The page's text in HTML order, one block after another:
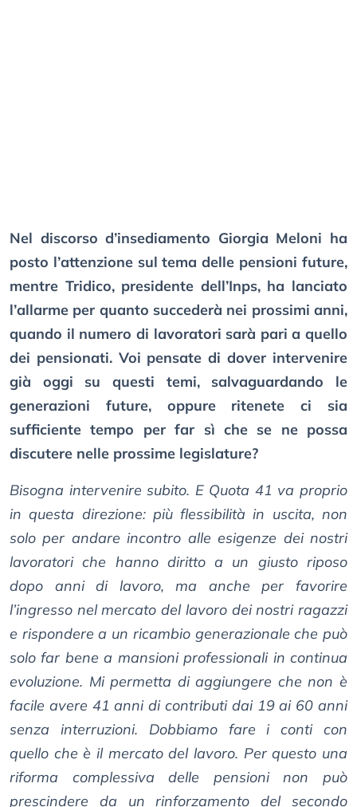
Nel discorso d’insediamento Giorgia Meloni ha
posto l’attenzione sul tema delle pensioni future,
mentre Tridico, presidente dell’Inps, ha lanciato
l’allarme per quanto succederà nei prossimi anni,
quando il numero di lavoratori sarà pari a quello
dei pensionati. Voi pensate di dover intervenire
già oggi su questi temi, salvaguardando le
generazioni future, oppure ritenete ci sia
sufficiente tempo per far sì che se ne possa
discutere nelle prossime legislature?
Bisogna intervenire subito. E Quota 41 va proprio
in questa direzione: più flessibilità in uscita, non
solo per andare incontro alle esigenze dei nostri
lavoratori che hanno diritto a un giusto riposo
dopo anni di lavoro, ma anche per favorire
l’ingresso nel mercato del lavoro dei nostri ragazzi
e rispondere a un ricambio generazionale che può
solo far bene a mansioni professionali in continua
evoluzione. Mi permetta di aggiungere che non è
facile avere 41 anni di contributi dai 19 ai 60 anni
senza interruzioni. Dobbiamo fare i conti con
quello che è il mercato del lavoro. Per questo una
riforma complessiva delle pensioni non può
prescindere da un rinforzamento del secondo